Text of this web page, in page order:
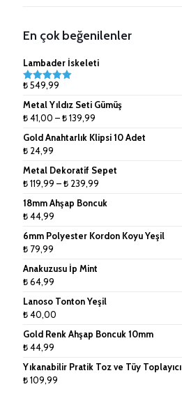
Doğal Rafya
Jüt İpler
Küpe ve Toka Aparatları
Ponpon Makinesi
Tığlar ve Şişler
En çok beğenilenler
Lambader İskeleti
5 üzerinden
aldı
₺549,99
Metal Yıldız Seti Gümüş
₺41,00 –₺139,99
₺ 41,00
₺ 139,99
Gold Anahtarlık Klipsi 10 Adet
₺ 24,99
Metal Dekoratif Sepet
₺119,99 –₺ 239,99
₺ 119,99
₺ 239,99
18mm Ahşap Boncuk
₺44,99
6mm Polyester Kordon Koyu Yeşil
₺ 79,99
Anakuzusu İp Mint
₺64,99
Lanoso Tonton Yeşil
₺40,00
Gold Renk Ahşap Boncuk 10mm
₺44,99
Yıkanabilir Pratik Toz ve Tüy Toplayıcı
₺109,99